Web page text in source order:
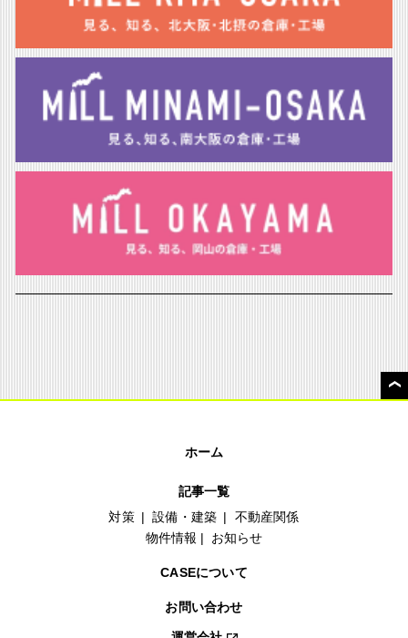
ホーム
記事一覧
対策
設備・建築
不動産関係
物件情報
お知らせ
CASEについて
お問い合わせ